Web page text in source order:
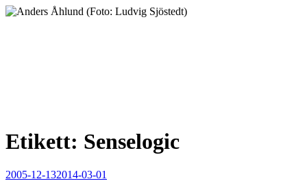
Hoppa
Etikett: Senselogic
Publicerat
2005-12-132014-03-01